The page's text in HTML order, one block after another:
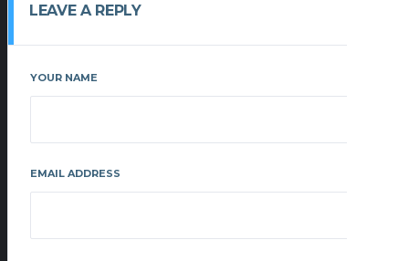
LEAVE A REPLY
YOUR NAME
EMAIL ADDRESS